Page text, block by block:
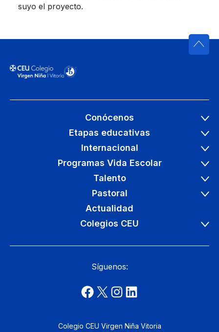
suyo el proyecto.
Conócenos
Etapas educativas
Internacional
Programas Vida Escolar
Talento
Pastoral
Actualidad
Colegios CEU
Síguenos:
Colegio CEU Virgen Niña Vitoria